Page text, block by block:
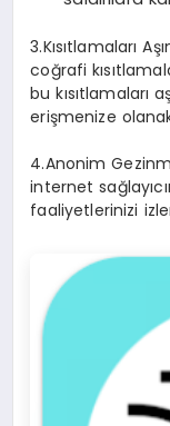
3.Kısıtlamaları
coğrafi
bu kısıtlamaları
erişmenize
4.Anonim
internet
faaliyetlerinizi